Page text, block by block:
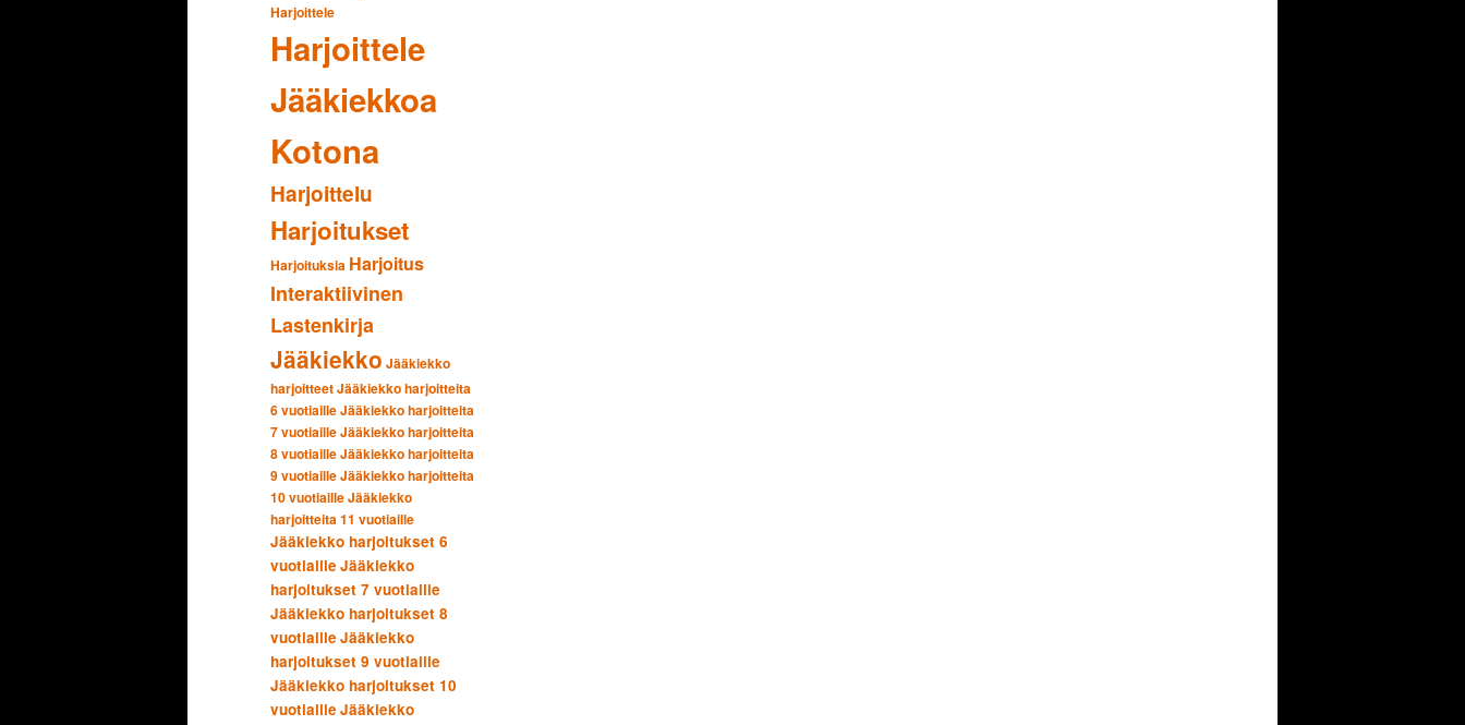
Harjoittele
Harjoittele
Jääkiekkoa
Kotona
Harjoittelu
Harjoitukset
Harjoituksia Harjoitus
Interaktiivinen
Lastenkirja
Jääkiekko Jääkiekko
harjoitteetJääkiekko harjoitteita
6 vuotiailleJääkiekko harjoitteita
7 vuotiailleJääkiekko harjoitteita
8 vuotiailleJääkiekko harjoitteita
9 vuotiailleJääkiekko harjoitteita
10 vuotiailleJääkiekko
harjoitteita 11 vuotiaille
Jääkiekko harjoitukset 6
vuotiaille Jääkiekko
harjoitukset 7 vuotiaille
Jääkiekko harjoitukset 8
vuotiaille Jääkiekko
harjoitukset 9 vuotiaille
Jääkiekko harjoitukset 10
vuotiaille Jääkiekko